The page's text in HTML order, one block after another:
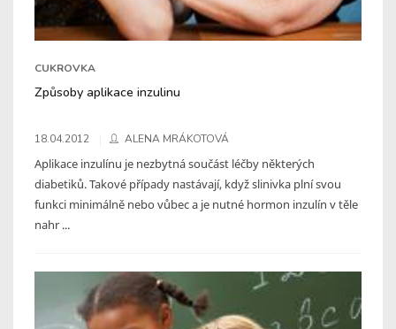
CUKROVKA
Způsoby aplikace inzulinu
18.04.2012 ALENA MRÁKOTOVÁ
Aplikace inzulínu je nezbytná součást léčby některých
diabetiků. Takové případy nastávají, když slinivka plní svou
funkci minimálně nebo vůbec a je nutné hormon inzulín v těle
nahr ...